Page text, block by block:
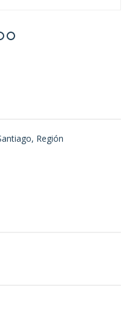
Región